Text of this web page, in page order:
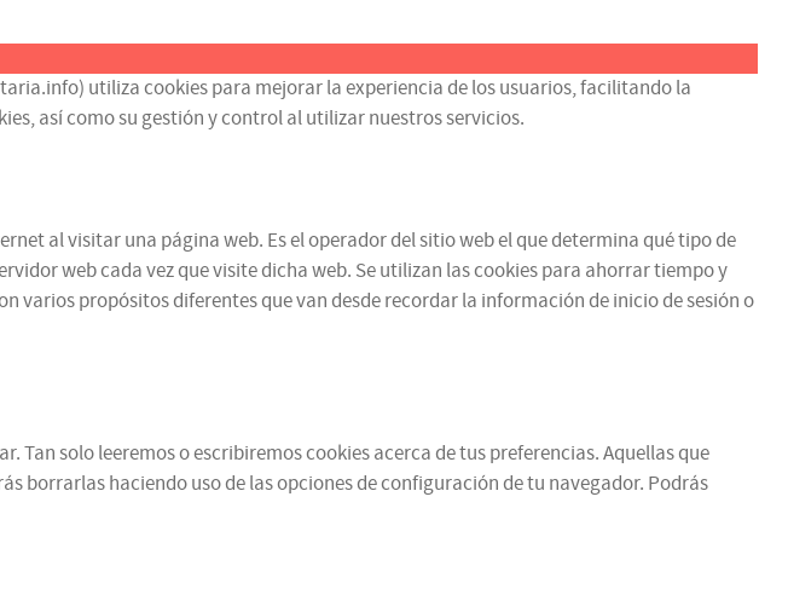
utiliza cookies para mejorar la experiencia de los usuarios, facilitando la
así como su gestión y control al utilizar nuestros servicios.
al visitar una página web. Es el operador del sitio web el que determina qué tipo de
web cada vez que visite dicha web. Se utilizan las cookies para ahorrar tiempo y
varios propósitos diferentes que van desde recordar la información de inicio de sesión o
solo leeremos o escribiremos cookies acerca de tus preferencias. Aquellas que
borrarlas haciendo uso de las opciones de configuración de tu navegador. Podrás